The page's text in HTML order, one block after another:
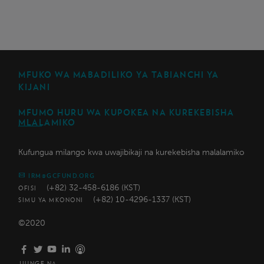
MFUKO WA MABADILIKO YA TABIANCHI YA
KIJANI
MFUMO HURU WA KUPOKEA NA KUREKEBISHA
MLALAMIKO
Kufungua milango kwa uwajibikaji na kurekebisha malalamiko
IRM@GCFUND.ORG
OFISI
(+82) 32-458-6186 (KST)
SIMU YA MKONONI (+82) 10-4296-1337 (KST)
©2020